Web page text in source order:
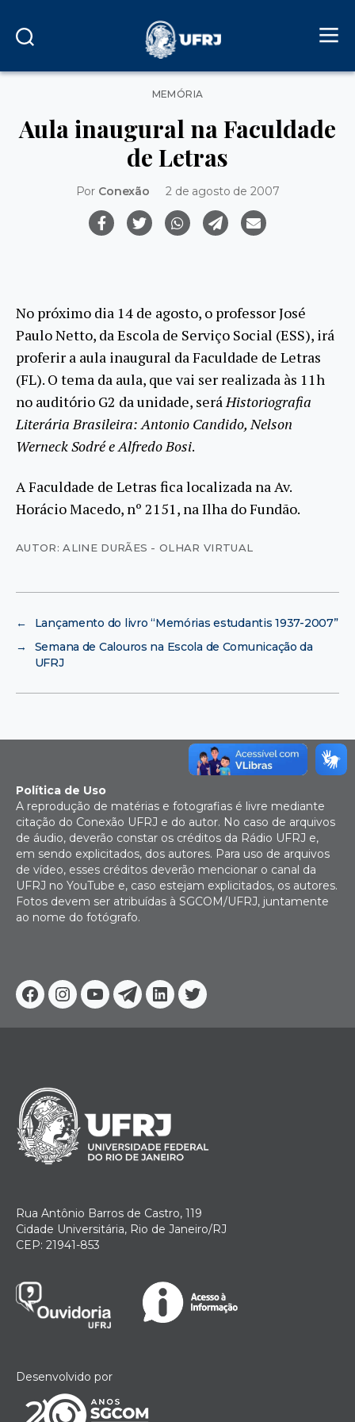
Categorias
MEMÓRIA
Aula inaugural na Faculdade
de Letras
Por Conexão 2 de agosto de 2007
No próximo dia 14 de agosto, o professor José
Paulo Netto, da Escola de Serviço Social (ESS), irá
proferir a aula inaugural da Faculdade de Letras
(FL). O tema da aula, que vai ser realizada às 11h
no auditório G2 da unidade, seráHistoriografia
Literária Brasileira: Antonio Candido, Nelson
Werneck Sodré e Alfredo Bosi.
A Faculdade de Letras fica localizada na Av.
Horácio Macedo, nº 2151, na Ilha do Fundão.
AUTOR: ALINE DURÃES - OLHAR VIRTUAL
←
Lançamento do livro “Memórias estudantis 1937-2007”
→
Semana de Calouros na Escola de Comunicação da
UFRJ
Facebook
Instagram
YoutubeTelegram
Linkedin
Twitter
Política de Uso
A reprodução de matérias e fotografias é livre mediante
citação do Conexão UFRJ e do autor. No caso de arquivos
de áudio, deverão constar os créditos da Rádio UFRJ e,
em sendo explicitados, dos autores. Para uso de arquivos
de vídeo, esses créditos deverão mencionar o canal da
UFRJ no YouTube e, caso estejam explicitados, os autores.
Fotos devem ser atribuídas à SGCOM/UFRJ, juntamente
ao nome do fotógrafo.
Rua Antônio Barros de Castro, 119
Cidade Universitária, Rio de Janeiro/RJ
CEP: 21941-853
Desenvolvido por